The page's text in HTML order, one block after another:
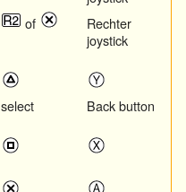
of
Rechter
joystick
select Back button